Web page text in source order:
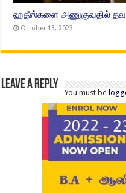
ஹதீஸ்களை அணுகுவதில்
October 13, 2023
Leave a Reply
You must be